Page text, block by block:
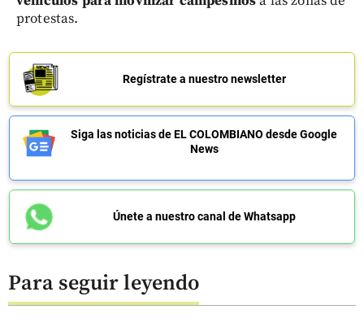
protestas.
Regístrate a nuestro newsletter
Siga las noticias de EL COLOMBIANO desde Google
News
Únete a nuestro canal de Whatsapp
Para seguir leyendo